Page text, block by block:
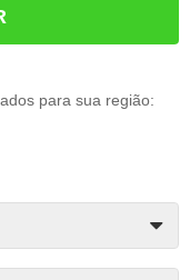
para sua região: